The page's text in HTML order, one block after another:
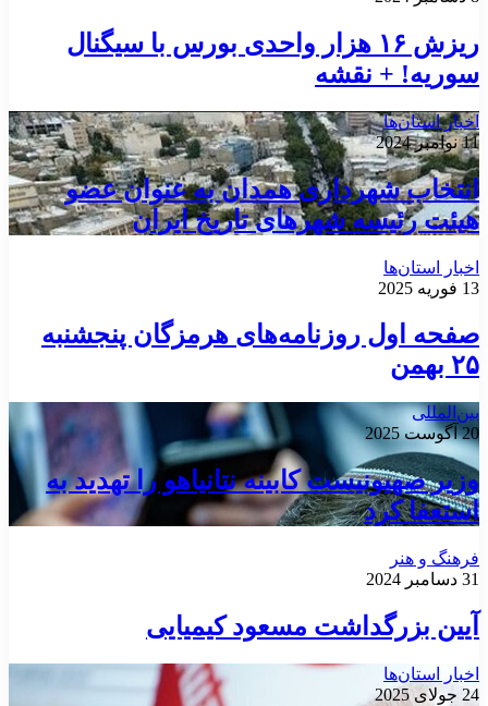
ریزش ۱۶ هزار واحدی بورس با سیگنال
سوریه! + نقشه
اخبار استان‌ها
11 نوامبر 2024
انتخاب شهرداری همدان به عنوان عضو
هیئت رئیسه شهرهای تاریخ ایران
اخبار استان‌ها
13 فوریه 2025
صفحه اول روزنامه‌های هرمزگان پنجشنبه
۲۵ بهمن
بین‌المللی
20 آگوست 2025
وزیر صهیونیست کابینه نتانیاهو را تهدید به
استعفا کرد
فرهنگ و هنر
31 دسامبر 2024
آیین بزرگداشت مسعود کیمیایی
اخبار استان‌ها
24 جولای 2025